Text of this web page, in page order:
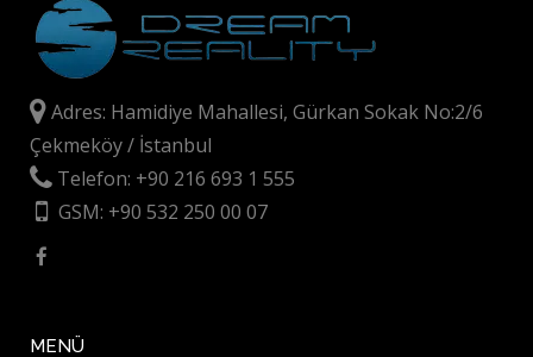
Adres: Hamidiye Mahallesi, Gürkan Sokak No:2/6
Çekmeköy / İstanbul
Telefon: +90 216 693 1 555
GSM: +90 532 250 00 07
MENÜ